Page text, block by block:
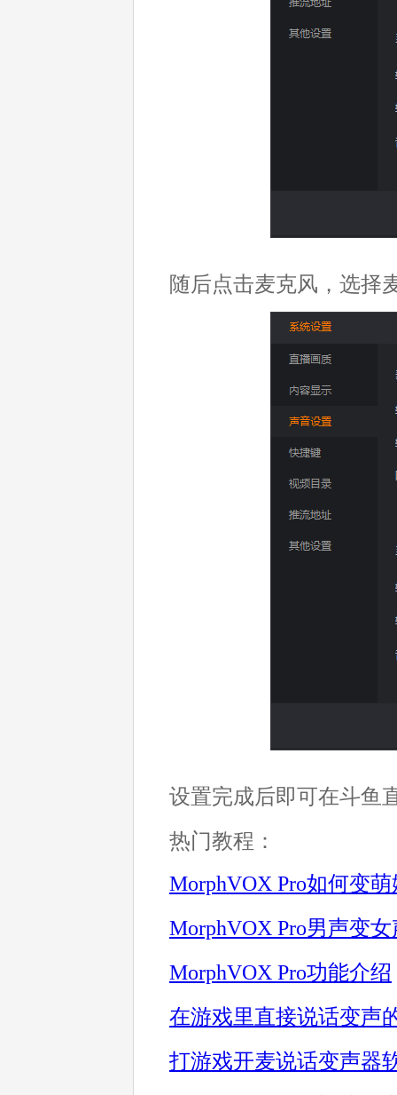
随后点击麦克风，选择
设置完成后即可在斗鱼
热门教程：
MorphVOX Pro如何变
MorphVOX Pro男声变女
MorphVOX Pro功能介绍
在游戏里直接说话变声
打游戏开麦说话变声器